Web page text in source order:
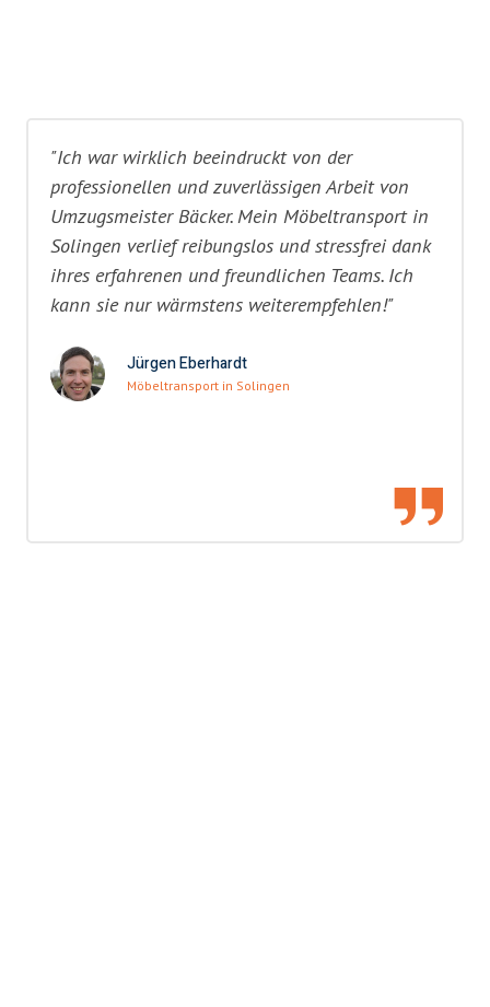
"Ich war wirklich beeindruckt von der
professionellen und zuverlässigen Arbeit von
Umzugsmeister Bäcker. Mein Möbeltransport in
Solingen verlief reibungslos und stressfrei dank
ihres erfahrenen und freundlichen Teams. Ich
kann sie nur wärmstens weiterempfehlen!"
Jürgen Eberhardt
Möbeltransport in Solingen